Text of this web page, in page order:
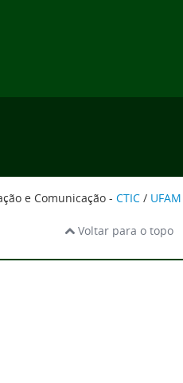
e Comunicação - CTIC / UFAM
Voltar para o topo